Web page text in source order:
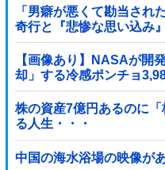
「男癖が悪くて勘当さ
奇行と『悲惨な思い込み
っそり病院へ誘導し行政
【画像あり】NASAが開
却」する冷感ポンチョ
株の資産7億円あるのに
る人生・・・
中国の海水浴場の映像が